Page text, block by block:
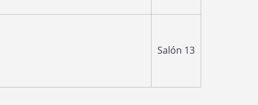
Salón 13